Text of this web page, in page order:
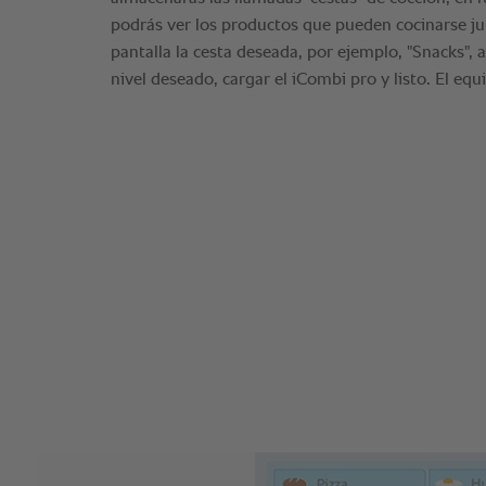
podrás ver los productos que pueden cocinarse
pantalla la cesta deseada, por ejemplo, "Snacks",
nivel deseado, cargar el iCombi pro y listo. El